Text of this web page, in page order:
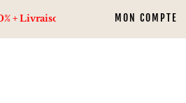
offerte dès 80€ d’achats viaMON COMPTE